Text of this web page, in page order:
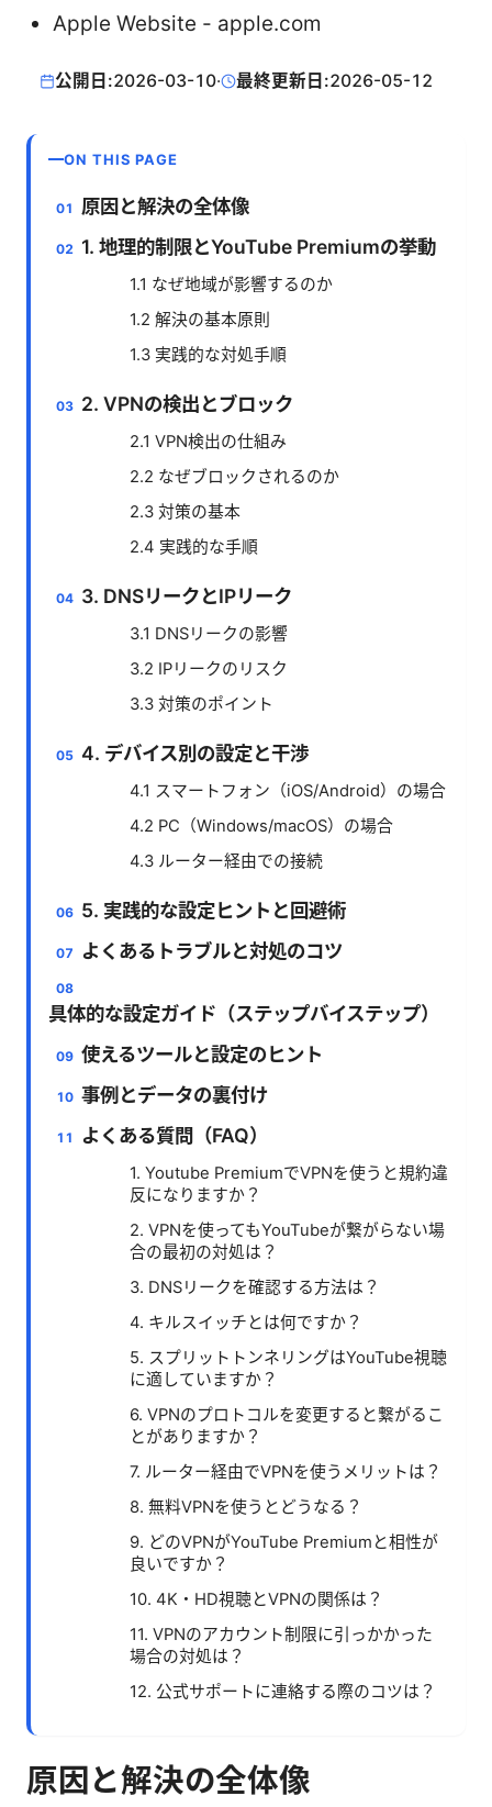
Apple Website - apple.com
公開日:2026-03-10· 最終更新日:2026-05-12
ON THIS PAGE
原因と解決の全体像
1. 地理的制限とYouTube Premiumの挙動
1.1 なぜ地域が影響するのか
1.2 解決の基本原則
1.3 実践的な対処手順
2. VPNの検出とブロック
2.1 VPN検出の仕組み
2.2 なぜブロックされるのか
2.3 対策の基本
2.4 実践的な手順
3. DNSリークとIPリーク
3.1 DNSリークの影響
3.2 IPリークのリスク
3.3 対策のポイント
4. デバイス別の設定と干渉
4.1 スマートフォン（iOS/Android）の場合
4.2 PC（Windows/macOS）の場合
4.3 ルーター経由での接続
5. 実践的な設定ヒントと回避術
よくあるトラブルと対処のコツ
具体的な設定ガイド（ステップバイステップ）
使えるツールと設定のヒント
事例とデータの裏付け
よくある質問（FAQ）
1. Youtube PremiumでVPNを使うと規約違
反になりますか？
2. VPNを使ってもYouTubeが繋がらない場
合の最初の対処は？
3. DNSリークを確認する方法は？
4. キルスイッチとは何ですか？
5. スプリットトンネリングはYouTube視聴
に適していますか？
6. VPNのプロトコルを変更すると繋がるこ
とがありますか？
7. ルーター経由でVPNを使うメリットは？
8. 無料VPNを使うとどうなる？
9. どのVPNがYouTube Premiumと相性が
良いですか？
10. 4K・HD視聴とVPNの関係は？
11. VPNのアカウント制限に引っかかった
場合の対処は？
12. 公式サポートに連絡する際のコツは？
原因と解決の全体像